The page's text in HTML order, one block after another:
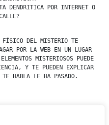
DENDRITICA POR INTERNET O
FÍSICO DEL MISTERIO TE
POR LA WEB EN UN LUGAR
MISTERIOSOS PUEDE
Y TE PUEDEN EXPLICAR
HABLA LE HA PASADO.